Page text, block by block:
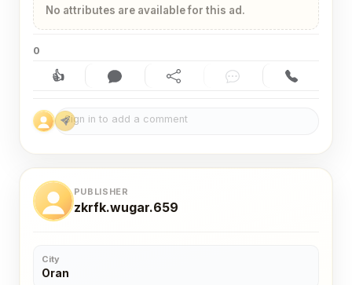
No attributes are available for this ad.
0
👍
Like (0) Comment (0)Share Chat Contact
PUBLISHER
zkrfk.wugar.659
City
Oran